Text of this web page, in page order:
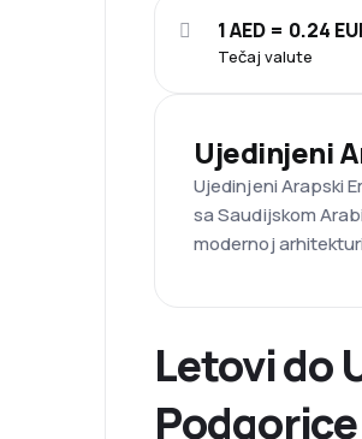
Tečaj valute
1 AED = 0.24
Ujedinjeni
Ujedinjeni Arapski
sa Saudijskom
modernoj
Letovi do
Podgorice